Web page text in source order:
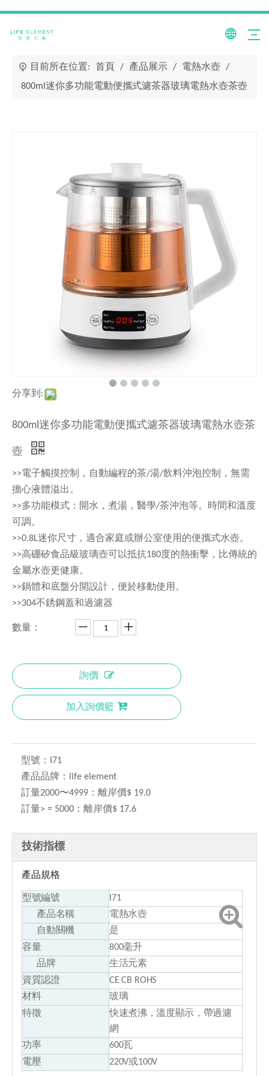
目前所在位置: 首頁 / 產品展示 / 電熱水壺
/
800ml迷你多功能電動便攜式濾茶器玻璃電熱水壺茶壺
分享到:
800ml迷你多功能電動便攜式濾茶器玻璃電熱水壺茶
壺
>>電子觸摸控制，自動編程的茶/湯/飲料沖泡控制，無需
擔心液體溢出。
>>多功能模式：開水，煮湯，醫學/茶沖泡等。時間和溫度
可調。
>>0.8L迷你尺寸，適合家庭或辦公室使用的便攜式水壺。
>>高硼矽食品級玻璃壺可以抵抗180度的熱衝擊，比傳統的
金屬水壺更健康。
>>鍋體和底盤分開設計，便於移動使用。
>>304不銹鋼蓋和過濾器
數量：
詢價
加入詢價籃
型號：
I71
產品品牌：
life element
訂量2000〜4999： 離岸價$ 19.0
訂量> = 5000： 離岸價$ 17.6
技術指標
產品規格
型號編號
I71
產品名稱
電熱水壺
自動關機
是
容量
800毫升
品牌
生活元素
資質認證
CE CB ROHS
材料
玻璃
特徵 快速煮沸，溫度顯示，帶過濾
網
功率
600瓦
電壓
220V或100V